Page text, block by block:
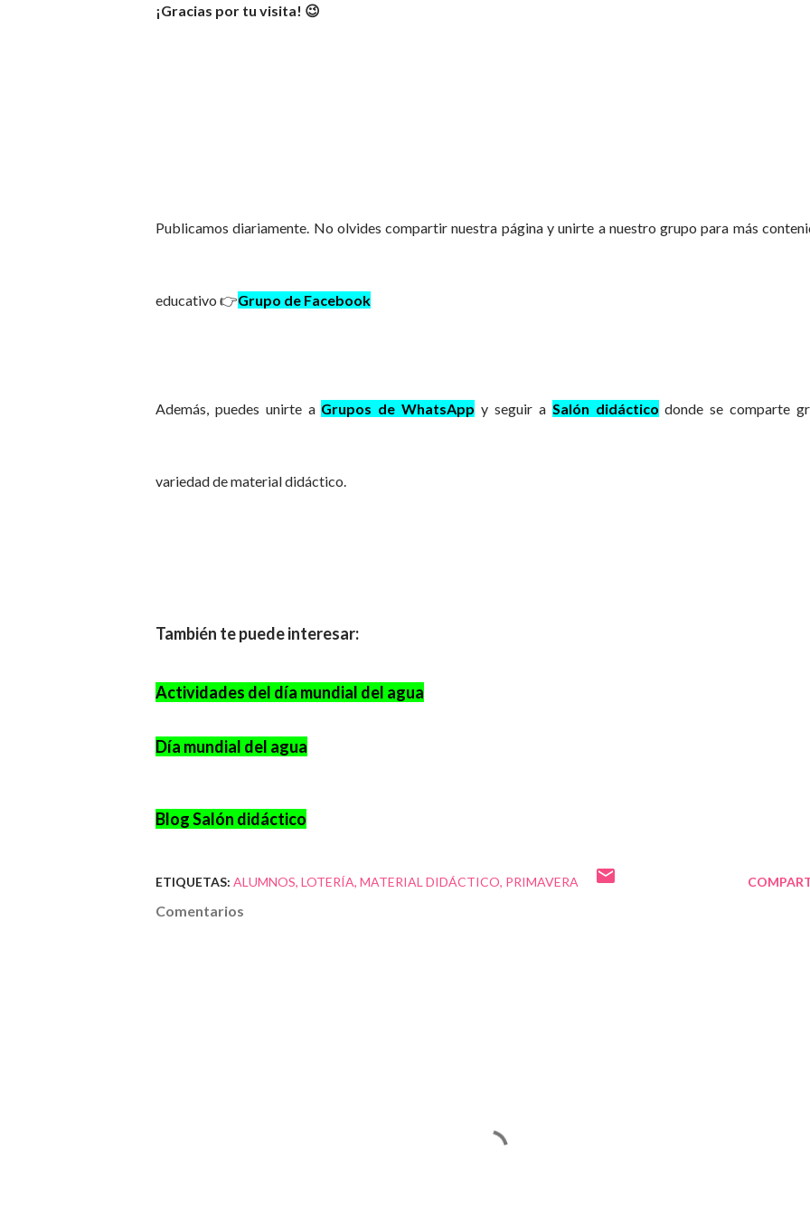
¡Gracias por tu visita! 😉
Publicamos diariamente. No olvides compartir nuestra página y unirte a nuestro grupo para más
educativo 👉Grupo de Facebook
Además, puedes unirte a Grupos de WhatsApp y seguir a Salón didáctico donde se comparte
variedad de material didáctico.
También te puede interesar:
Actividades del día mundial del agua
Día mundial del agua
Blog Salón didáctico
ETIQUETAS: ALUMNOS LOTERÍA MATERIAL DIDÁCTICO PRIMAVERA
Comentarios